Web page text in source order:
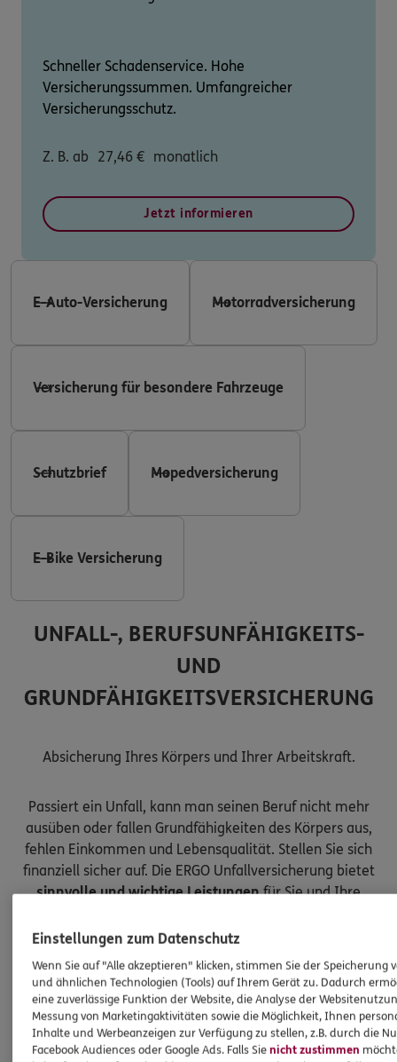
Schneller Schadenservice. Hohe
Versicherungssummen. Umfangreicher
Versicherungsschutz.
Z. B. ab 27,46 € monatlich
Jetzt informieren
E-Auto-Versicherung Motorradversicherung
Versicherung für besondere Fahrzeuge
Schutzbrief Mopedversicherung
E-Bike Versicherung
UNFALL-, BERUFSUNFÄHIGKEITS-
UND
GRUNDFÄHIGKEITSVERSICHERUNG
Absicherung Ihres Körpers und Ihrer Arbeitskraft.
Passiert ein Unfall, kann man seinen Beruf nicht mehr
ausüben oder fallen Grundfähigkeiten des Körpers aus,
fehlen Einkommen und Lebensqualität. Stellen Sie sich
finanziell sicher auf. Die ERGO Unfallversicherung bietet
sinnvolle und wichtige Leistungenfür Sie und Ihre
Einstellungen zum Datenschutz
Wenn Sie auf "Alle akzeptieren" klicken, stimmen Sie der Speicherung
und ähnlichen Technologien (Tools) auf Ihrem Gerät zu. Dadurch
eine zuverlässige Funktion der Website, die Analyse der
Messung von Marketingaktivitäten sowie die Möglichkeit, Ihnen
Inhalte und Werbeanzeigen zur Verfügung zu stellen, z.B. durch die
Facebook Audiences oder Google Ads. Falls Sienicht zustimmen